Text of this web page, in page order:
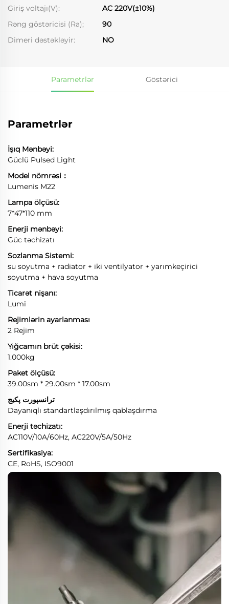
Giriş voltajı(V):
AC 220V(±10%)
Rəng göstəricisi (Ra);
90
Dimeri dəstəkləyir:
NO
Parametrlər Göstərici
Parametrlər
İşıq Mənbəyi:
Güclü Pulsed Light
Model nömrəsi：
Lumenis M22
Lampa ölçüsü:
7*47*110 mm
Enerji mənbəyi:
Güc təchizatı
Sozlanma Sistemi:
su soyutma + radiator + iki ventilyator + yarımkeçirici
soyutma + hava soyutma
Ticarət nişanı:
Lumi
Rejimlərin ayarlanması
2 Rejim
Yığcamın brüt çəkisi:
1.000kg
Paket ölçüsü:
39.00sm * 29.00sm * 17.00sm
ترانسپورت پکیج
Dayanıqlı standartlaşdırılmış qablaşdırma
Enerji təchizatı:
AC110V/10A/60Hz, AC220V/5A/50Hz
Sertifikasiya:
CE, RoHS, ISO9001